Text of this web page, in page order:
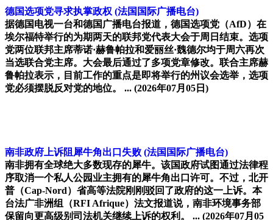
德国选项党寻求执掌政权 (法国国际广播电台)
据德国电视一台和德国广播电台报道，德国选项党（AfD）在
埃尔福特举行的为期两天的联邦党代表大会于周日结束。选项
党两位联邦主席蒂诺·赫鲁帕拉和爱丽丝·魏德尔均于周六再次
当选联合党主席。大会最后通过了多项党章修改。联合主席赫
鲁帕拉表示，目前工作的重点是即将举行的州议会选举，选项
党必须摆脱反对党的地位。 ... (2026年07月05日)
南非政府上诉阻犀牛角出口失败 (法国国际广播电台)
南非拥有全球绝大多数现存的犀牛。该国政府试图通过法律程
序取消一个私人公园业主拥有的犀牛角出口许可。不过，北开
普（Cap-Nord）省高等法院刚刚驳回了政府的这一上诉。本
台法广非洲组（RFI Afrique）法文报道说，南非环境事务部
保留向更高级别司法机关继续上诉的权利。 ... (2026年07月05